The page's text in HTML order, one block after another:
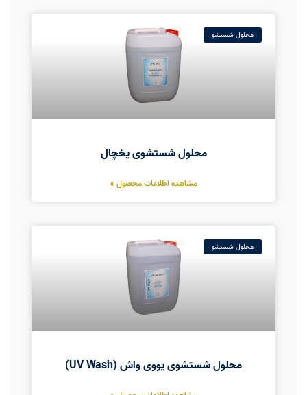
محلول شستشو
محلول شستشوی یخچال
مشاهده اطلاعات محصول »
محلول شستشو
محلول شستشوی یووی واش (UV Wash)